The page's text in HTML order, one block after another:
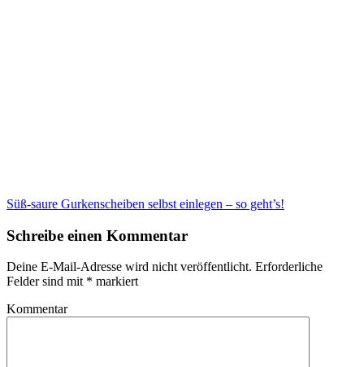
Süß-saure Gurkenscheiben selbst einlegen – so geht’s!
Schreibe einen Kommentar
Deine E-Mail-Adresse wird nicht veröffentlicht. Erforderliche
Felder sind mit * markiert
Kommentar